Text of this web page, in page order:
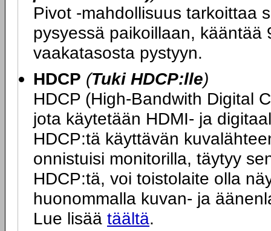
Pivot -mahdollisuus tarkoittaa
pysyessä paikoillaan,
vaakatasosta pystyyn.
HDCP (Tuki HDCP:lle)
HDCP (High-Bandwith Digital
jota käytetään HDMI- ja
HDCP:tä käyttävän
onnistuisi monitorilla, täytyy
HDCP:tä, voi toistolaite olla
huonommalla kuvan- ja
Lue lisää täältä.